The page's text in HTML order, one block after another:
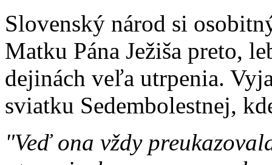
Slovenský národ si
Matku Pána Ježiša preto,
dejinách veľa utrpenia.
sviatku Sedembolestnej,
"Veď ona vždy